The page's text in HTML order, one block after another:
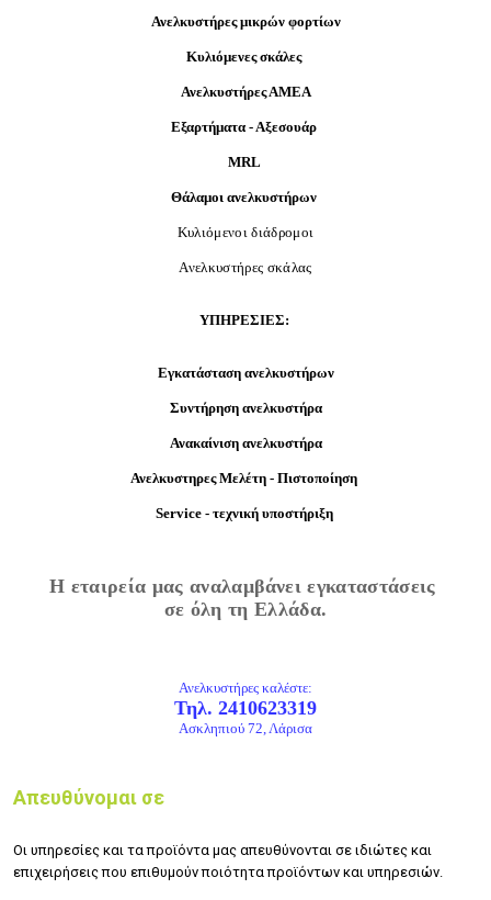
Ανελκυστήρες μικρών φορτίων
Κυλιόμενες σκάλες
Ανελκυστήρες ΑΜΕΑ
Εξαρτήματα - Αξεσουάρ
MRL
Θάλαμοι ανελκυστήρων
Κυλιόμενοι διάδρομοι
Ανελκυστήρες σκάλας
ΥΠΗΡΕΣΙΕΣ:
Εγκατάσταση ανελκυστήρων
Συντήρηση ανελκυστήρα
Ανακαίνιση ανελκυστήρα
Ανελκυστηρες Μελέτη - Πιστοποίηση
Service - τεχνική υποστήριξη
Η εταιρεία μας αναλαμβάνει εγκαταστάσεις
σε όλη τη Ελλάδα.
Ανελκυστήρες καλέστε:
Τηλ. 2410623319
Ασκληπιού 72, Λάρισα
Απευθύνομαι σε
Οι υπηρεσίες και τα προϊόντα μας απευθύνονται σε ιδιώτες και
επιχειρήσεις που επιθυμούν ποιότητα προϊόντων και υπηρεσιών.